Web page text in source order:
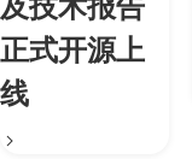
及技术报告
正式开源上
线